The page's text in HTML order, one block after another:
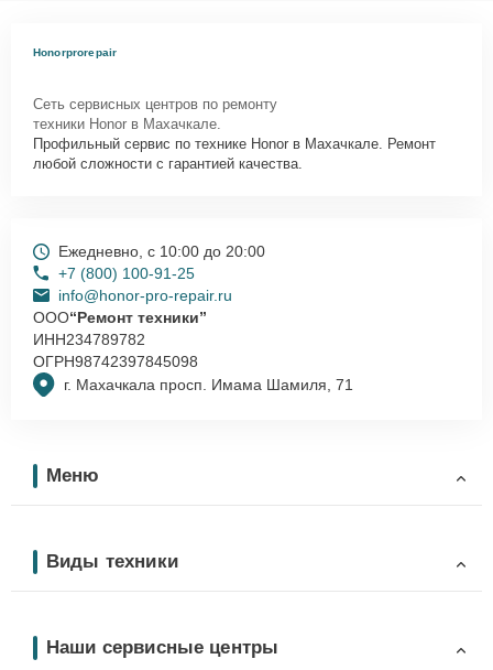
Honorprorepair
Сеть сервисных центров по ремонту
техники Honor в Махачкале.
Профильный сервис по технике Honor в Махачкале. Ремонт
любой сложности с гарантией качества.
г. Махачкала просп. Имама Шамиля, 71
Ежедневно, с 10:00 до 20:00
+7 (800) 100-91-25
info@honor-pro-repair.ru
ООО“Ремонт техники”
ИНН234789782
ОГРН98742397845098
Меню
Виды техники
Наши сервисные центры